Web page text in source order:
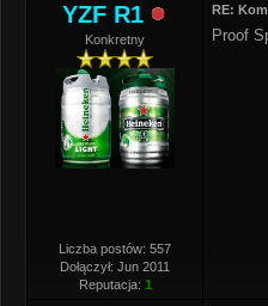
YZF R1
Konkretny
Liczba postów: 557
Dołączył: Jun 2011
Reputacja: 1
RE:
Proof